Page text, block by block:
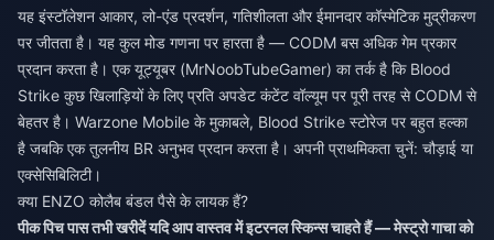
यह इंस्टॉलेशन आकार, लो-एंड प्रदर्शन, गतिशीलता और ईमानदार कॉस्मेटिक मुद्रीकरण
पर जीतता है। यह कुल मोड गणना पर हारता है — CODM बस अधिक गेम प्रकार
प्रदान करता है। एक यूट्यूबर (MrNoobTubeGamer) का तर्क है कि Blood
Strike कुछ खिलाड़ियों के लिए प्रति अपडेट कंटेंट वॉल्यूम पर पूरी तरह से CODM से
बेहतर है। Warzone Mobile के मुकाबले, Blood Strike स्टोरेज पर बहुत हल्का
है जबकि एक तुलनीय BR अनुभव प्रदान करता है। अपनी प्राथमिकता चुनें: चौड़ाई या
एक्सेसिबिलिटी।
क्या ENZO कोलैब बंडल पैसे के लायक हैं?
पीक पिच पास तभी खरीदें यदि आप वास्तव में इटरनल स्किन्स चाहते हैं — मेस्ट्रो गाचा को